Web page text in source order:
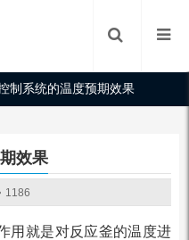
制系统的温度预期效果
效果
1186
用就是对反应釜的温度进